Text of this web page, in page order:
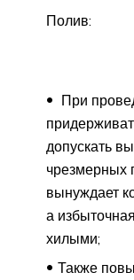
Полив:
При
допускать
чрезмерных
вынуждает
а
хилыми;
Также